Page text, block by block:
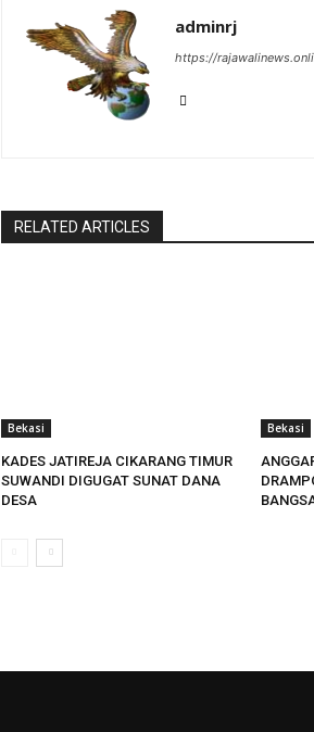
adminrj
https://
RELATED ARTICLES
Bekasi
KADES JATIREJA CIKARANG TIMUR
SUWANDI DIGUGAT SUNAT DANA
DESA
Bekasi